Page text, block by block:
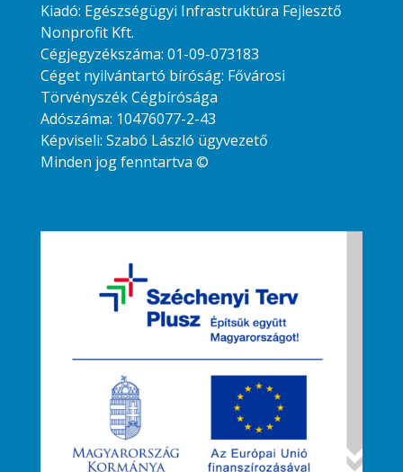
Kiadó: Egészségügyi Infrastruktúra Fejlesztő
Nonprofit Kft.
Cégjegyzékszáma: 01-09-073183
Céget nyilvántartó bíróság: Fővárosi
Törvényszék Cégbírósága
Adószáma: 10476077-2-43
Képviseli: Szabó László ügyvezető
Minden jog fenntartva ©